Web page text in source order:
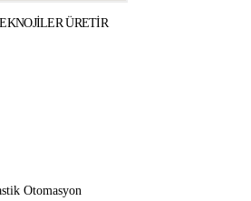
ÜRETİR
Otomasyon